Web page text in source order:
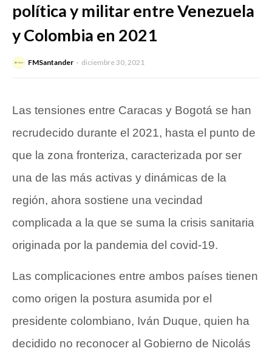
política y militar entre Venezuela
y Colombia en 2021
FMSantander diciembre 30, 2021
Las tensiones entre Caracas y Bogotá se han
recrudecido durante el 2021, hasta el punto de
que la zona fronteriza, caracterizada por ser
una de las más activas y dinámicas de la
región, ahora sostiene una vecindad
complicada a la que se suma la crisis sanitaria
originada por la pandemia del covid-19.
Las complicaciones entre ambos países tienen
como origen la postura asumida por el
presidente colombiano, Iván Duque, quien ha
decidido no reconocer al Gobierno de Nicolás